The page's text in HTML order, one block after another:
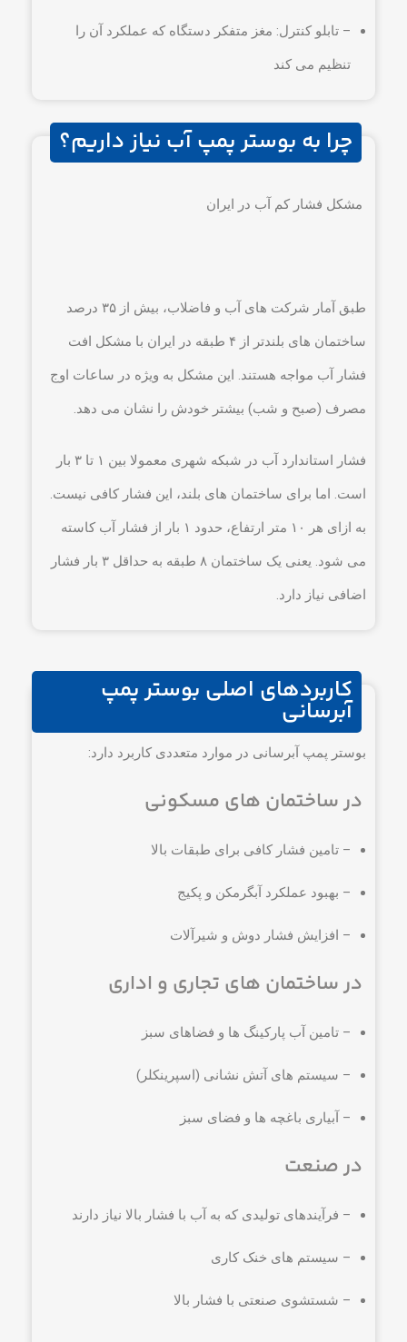
– تابلو کنترل: مغز متفکر دستگاه که عملکرد آن را
تنظیم می کند
چرا به بوستر پمپ آب نیاز داریم؟
مشکل فشار کم آب در ایران
طبق آمار شرکت های آب و فاضلاب، بیش از ۳۵ درصد
ساختمان های بلندتر از ۴ طبقه در ایران با مشکل افت
فشار آب مواجه هستند. این مشکل به ویژه در ساعات اوج
مصرف (صبح و شب) بیشتر خودش را نشان می دهد.
فشار استاندارد آب در شبکه شهری معمولا بین ۱ تا ۳ بار
است. اما برای ساختمان های بلند، این فشار کافی نیست.
به ازای هر ۱۰ متر ارتفاع، حدود ۱ بار از فشار آب کاسته
می شود. یعنی یک ساختمان ۸ طبقه به حداقل ۳ بار فشار
اضافی نیاز دارد.
کاربردهای اصلی بوستر پمپ
آبرسانی
بوستر پمپ آبرسانی در موارد متعددی کاربرد دارد:
در ساختمان های مسکونی
– تامین فشار کافی برای طبقات بالا
– بهبود عملکرد آبگرمکن و پکیج
– افزایش فشار دوش و شیرآلات
در ساختمان های تجاری و اداری
– تامین آب پارکینگ ها و فضاهای سبز
– سیستم های آتش نشانی (اسپرینکلر)
– آبیاری باغچه ها و فضای سبز
در صنعت
– فرآیندهای تولیدی که به آب با فشار بالا نیاز دارند
– سیستم های خنک کاری
– شستشوی صنعتی با فشار بالا